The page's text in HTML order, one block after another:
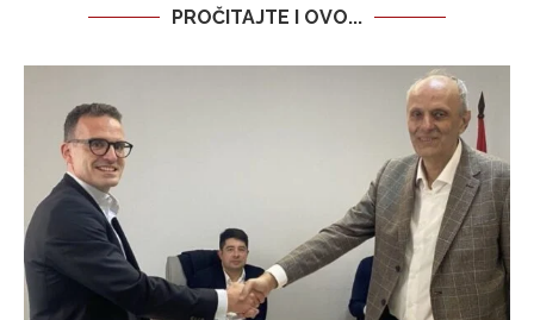
PROČITAJTE I OVO...